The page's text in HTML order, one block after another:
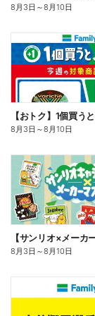
8月3日 ～8月10日
8月3日 ～8月10日
8月3日 ～8月10日